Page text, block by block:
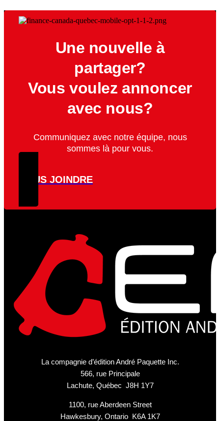
Une nouvelle à
partager?
Vous voulez annoncer
avec nous?
Communiquez avec notre équipe, nous
sommes là pour vous.
NOUS JOINDRE
La compagnie d’édition André Paquette Inc.
566, rue Principale
Lachute, Québec J8H 1Y7
1100, rue Aberdeen Street
Hawkesbury, Ontario K6A 1K7